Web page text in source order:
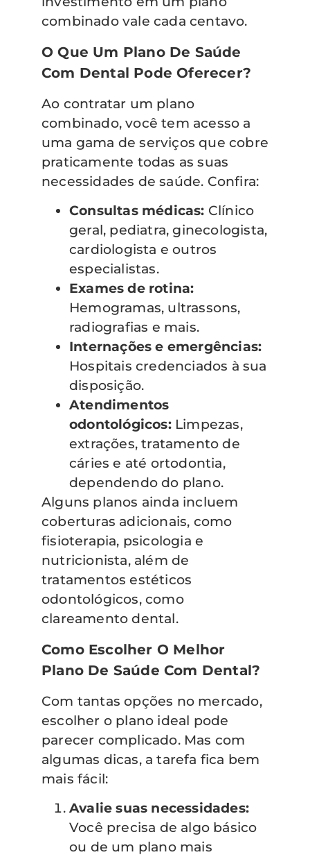
combinado vale cada centavo.
O Que Um Plano De Saúde
Com Dental Pode Oferecer?
Ao contratar um plano
combinado, você tem acesso a
uma gama de serviços que cobre
praticamente todas as suas
necessidades de saúde. Confira:
Consultas médicas: Clínico
geral, pediatra, ginecologista,
cardiologista e outros
especialistas.
Exames de rotina:
Hemogramas, ultrassons,
radiografias e mais.
Internações e emergências:
Hospitais credenciados à sua
disposição.
Atendimentos
odontológicos:Limpezas,
extrações, tratamento de
cáries e até ortodontia,
dependendo do plano.
Alguns planos ainda incluem
coberturas adicionais, como
fisioterapia, psicologia e
nutricionista, além de
tratamentos estéticos
odontológicos, como
clareamento dental.
Como Escolher O Melhor
Plano De Saúde Com Dental?
Com tantas opções no mercado,
escolher o plano ideal pode
parecer complicado. Mas com
algumas dicas, a tarefa fica bem
mais fácil:
Avalie suas necessidades:
Você precisa de algo básico
ou de um plano mais